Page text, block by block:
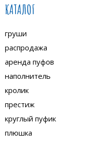
КАТАЛОГ
груши
распродажа
аренда пуфов
наполнитель
кролик
престиж
круглый пуфик
плюшка